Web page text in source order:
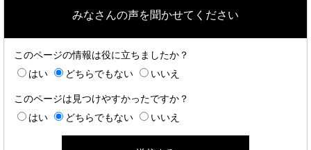
みなさんの声を聞かせてください
このページの情報は役に立ちましたか？
はい
どちらでもない いいえ
このページは見つけやすかったですか？
はい
どちらでもない いいえ